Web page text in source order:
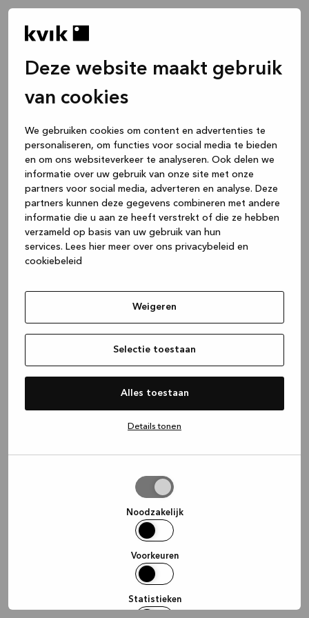
Deze website maakt gebruik
van cookies
We gebruiken cookies om content en advertenties te
personaliseren, om functies voor social media te bieden
en om ons websiteverkeer te analyseren. Ook delen we
informatie over uw gebruik van onze site met onze
partners voor social media, adverteren en analyse. Deze
partners kunnen deze gegevens combineren met andere
informatie die u aan ze heeft verstrekt of die ze hebben
verzameld op basis van uw gebruik van hun
services. Lees hier meer over ons privacybeleid en
cookiebeleid
Weigeren
Selectie toestaan
Alles toestaan
Details tonen
Noodzakelijk
Voorkeuren
Statistieken
(see the browser console for more
information).